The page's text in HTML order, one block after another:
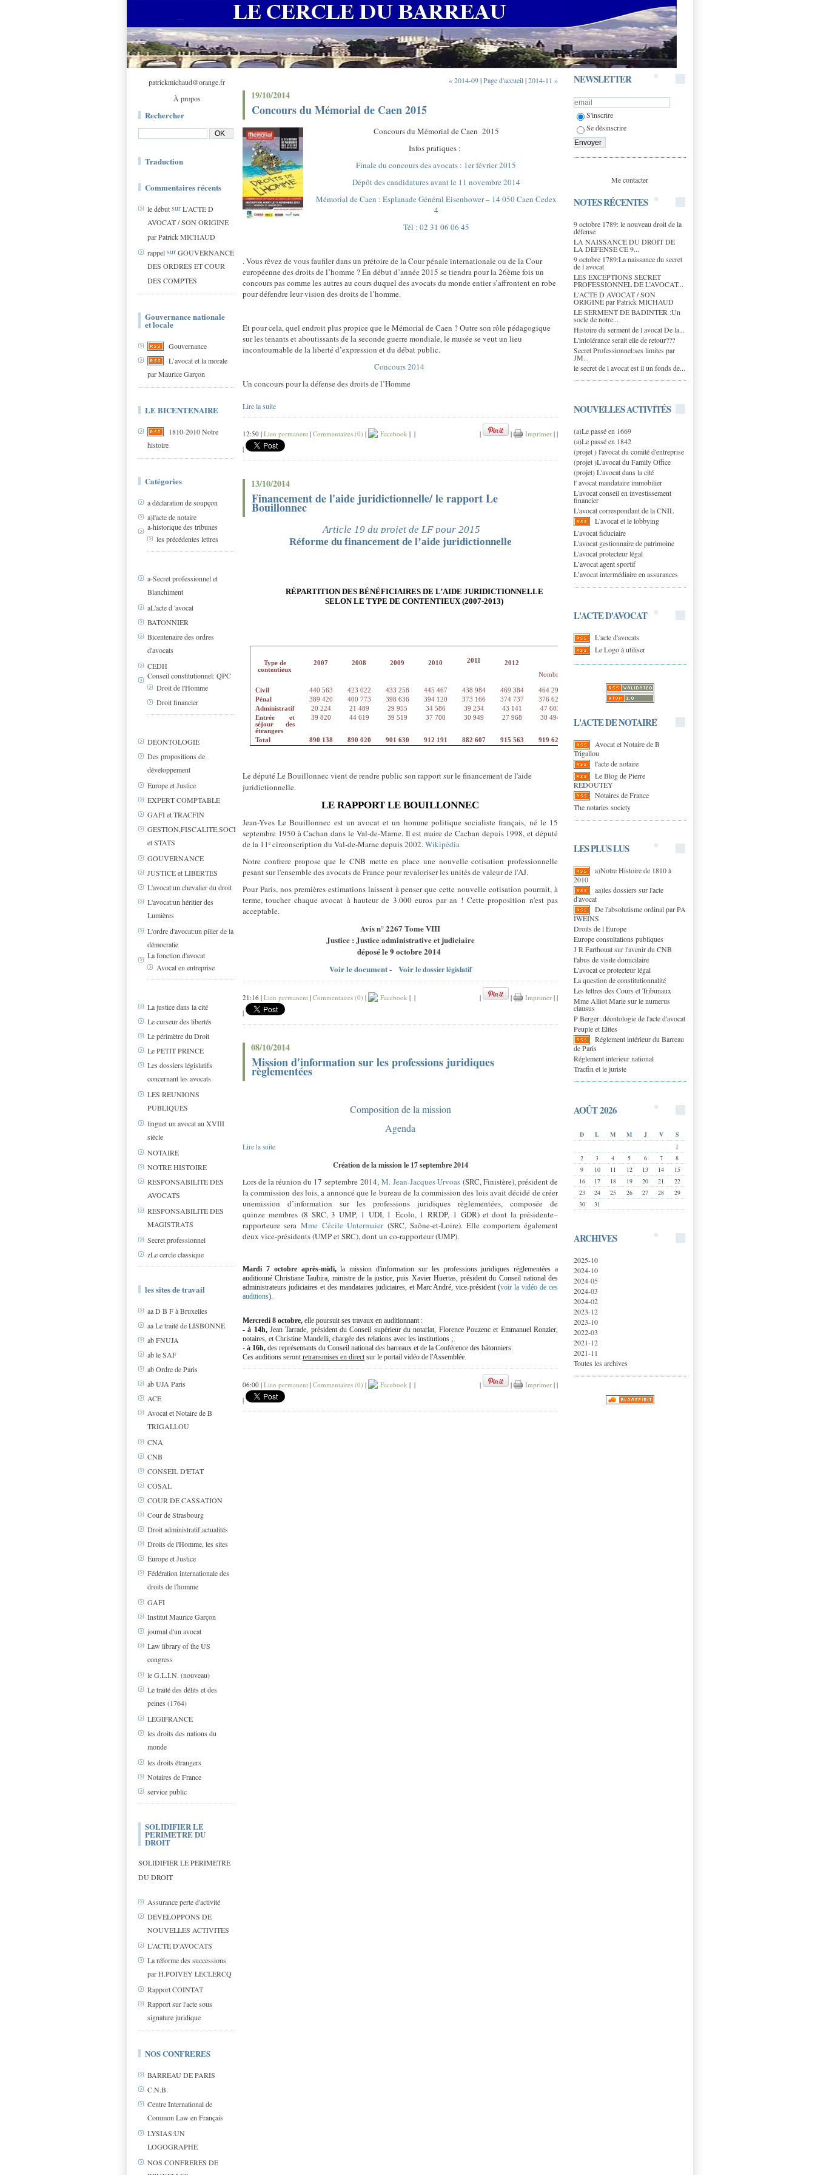
patrickmichaud@orange.fr
À propos
Rechercher
Traduction
Commentaires récents
le débutsurL'ACTE D
AVOCAT / SON ORIGINE
par Patrick MICHAUD
rappelsurGOUVERNANCE
DES ORDRES ET COUR
DES COMPTES
Gouvernance nationale
et locale
Gouvernance
L’avocat et la morale
par Maurice Garçon
LE BICENTENAIRE
1810-2010 Notre
histoire
Catégories
a déclaration de soupçon
a)l'acte de notaire
a-historique des tribunes
les précédentes lettres
a-Secret professionnel et
Blanchiment
aL'acte d 'avocat
BATONNIER
Bicentenaire des ordres
d'avocats
CEDH
Conseil constitutionnel: QPC
Droit de l'Homme
Droit financier
DEONTOLOGIE
Des propositions de
développement
Europe et Justice
EXPERT COMPTABLE
GAFI et TRACFIN
GESTION,FISCALITE,SOCIAL
et STATS
GOUVERNANCE
JUSTICE et LIBERTES
L'avocat:un chevalier du droit
L'avocat:un héritier des
Lumières
L'ordre d'avocat:un pilier de la
démocratie
La fonction d'avocat
Avocat en entreprise
La justice dans la cité
Le curseur des libertés
Le périmètre du Droit
Le PETIT PRINCE
Les dossiers législatifs
concernant les avocats
LES REUNIONS
PUBLIQUES
linguet un avocat au XVIII
siècle
NOTAIRE
NOTRE HISTOIRE
RESPONSABILITE DES
AVOCATS
RESPONSABILITE DES
MAGISTRATS
Secret professionnel
zLe cercle classique
les sites de travail
aa D B F à Bruxelles
aa Le traité de LISBONNE
ab FNUJA
ab le SAF
ab Ordre de Paris
ab UJA Paris
ACE
Avocat et Notaire de B
TRIGALLOU
CNA
CNB
CONSEIL D'ETAT
COSAL
COUR DE CASSATION
Cour de Strasbourg
Droit administratif,actualités
Droits de l'Homme, les sites
Europe et Justice
Fédération internationale des
droits de l'homme
GAFI
Institut Maurice Garçon
journal d'un avocat
Law library of the US
congress
le G.L.I.N. (nouveau)
Le traité des délits et des
peines (1764)
LEGIFRANCE
les droits des nations du
monde
les droits étrangers
Notaires de France
service public
SOLIDIFIER LE
PERIMETRE DU
DROIT
SOLIDIFIER LE PERIMETRE
DU DROIT
Assurance perte d'activité
DEVELOPPONS DE
NOUVELLES ACTIVITES
L'ACTE D'AVOCATS
La réforme des successions
par H.POIVEY LECLERCQ
Rapport COINTAT
Rapport sur l'acte sous
signature juridique
NOS CONFRERES
BARREAU DE PARIS
C.N.B.
Centre International de
Common Law en Français
LYSIAS:UN
LOGOGRAPHE
NOS CONFRERES DE
NEWSLETTER
S'inscrire
Se désinscrire
Me contacter
NOTES RÉCENTES
9 octobre 1789: le nouveau droit de la
défense
LA NAISSANCE DU DROIT DE
LA DEFENSE CE 9...
9 octobre 1789:La naissance du secret
de l avocat
LES EXCEPTIONS SECRET
PROFESSIONNEL DE L’AVOCAT...
L'ACTE D AVOCAT / SON
ORIGINE par Patrick MICHAUD
LE SERMENT DE BADINTER :Un
socle de notre...
Histoire du serment de l avocat De la...
L'intolérance serait elle de retour???
Secret Professionnel:ses limites par
JM...
le secret de l avocat est il un fonds de...
NOUVELLES ACTIVITÉS
(a)Le passé en 1669
(a)Le passé en 1842
(projet ) l'avocat du comité d'entreprise
(projet )L'avocat du Family Office
(projet) L'avocat dans la cité
l' avocat mandataire immobilier
L'avocat conseil en investissement
financier
L'avocat correspondant de la CNIL
L'avocat et le lobbying
L'avocat fiduciaire
L'avocat gestionnaire de patrimoine
L'avocat protecteur légal
L’avocat agent sportif
L’avocat intermédiaire en assurances
L'ACTE D'AVOCAT
L'acte d'avocats
Le Logo à utiliser
L'ACTE DE NOTAIRE
Avocat et Notaire de B
Trigallou
l'acte de notaire
Le Blog de Pierre
REDOUTEY
Notaires de France
The notaries society
LES PLUS LUS
a)Notre Histoire de 1810 à
2010
aa)les dossiers sur l'acte
d'avocat
De l'absolutisme ordinal par PA
IWEINS
Droits de l Europe
Europe consultations publiques
J R Farthouat sur l'avenir du CNB
l'abus de visite domicilaire
L'avocat ce protecteur légal
La question de constitutionnalité
Les lettres des Cours et Tribunaux
Mme Alliot Marie sur le numerus
clausus
P Berger: déontologie de l'acte d'avocat
Peuple et Elites
Réglement intérieur du Barreau
de Paris
Réglement interieur national
Tracfin et le juriste
AOÛT 2026
D L M M J V
S
1
2
3 4 5 6 7
8
9
10 11 12 13 14
15
16
17 18 19 20 21
22
23
24 25 26 27 28
29
30
31
ARCHIVES
2025-10
2024-10
2024-05
2024-03
2024-02
2023-12
2023-10
2022-03
2021-12
2021-11
Toutes les archives
« 2014-09|Page d'accueil|2014-11 »
19/10/2014
Concours du Mémorial de Caen 2015
Concours du Mémorial de Caen 2015
Infos pratiques :
Finale du concours des avocats : 1er février 2015
Dépôt des candidatures avant le 11 novembre 2014
Mémorial de Caen : Esplanade Général Eisenhower – 14 050 Caen Cedex
4
Tél : 02 31 06 06 45
. Vous rêvez de vous faufiler dans un prétoire de la Cour pénale internationale ou de la Cour
européenne des droits de l’homme ? En début d’année 2015 se tiendra pour la 26ème fois un
concours pas comme les autres au cours duquel des avocats du monde entier s’affrontent en robe
pour défendre leur vision des droits de l’homme.
Et pour cela, quel endroit plus propice que le Mémorial de Caen ? Outre son rôle pédagogique
sur les tenants et aboutissants de la seconde guerre mondiale, le musée se veut un lieu
incontournable de la liberté d’expression et du débat public.
Concours 2014
Un concours pour la défense des droits de l’Homme
Lire la suite
12:50 | Lien permanent | Commentaires (0) | Facebook | | | | Imprimer | |
|
13/10/2014
Financement de l'aide juridictionnelle/ le rapport Le
Bouillonnec
Article 19 du projet de LF pour 2015
Réforme du financement de l’aide juridictionnelle
RÉPARTITION DES BÉNÉFICIAIRES DE L’AIDE JURIDICTIONNELLE
SELON LE TYPE DE CONTENTIEUX (2007-2013)
Type de
contentieux
2007 2008 2009 2010 2011 2012
2013
Nombre
Civil
440 563 423 022 433 258 445 467 438 984 469 384 464 290
– 1,1 %
Pénal
389 420 400 773 398 636 394 120 373 166 374 737 376 627
+ 0,5 %
Administratif
20 224 21 489 29 955 34 586 39 234 43 141 47 603
Entrée et
séjour des
étrangers
39 820 44 619 39 519 37 700 30 949 27 968 30 494
Total 890 138 890 020 901 630 912 191 882 607 915 563 919 625 100 %
Le député Le Bouillonnec vient de rendre public son rapport sur le financement de l'aide
juridictionnelle.
LE RAPPORT LE BOUILLONNEC
Jean-Yves Le Bouillonnec est un avocat et un homme politique socialiste français, né le 15
septembre 1950 à Cachan dans le Val-de-Marne. Il est maire de Cachan depuis 1998, et député
de la 11ᵉ circonscription du Val-de-Marne depuis 2002.Wikipédia
Notre confrere propose que le CNB mette en place une nouvelle cotisation professionnelle
pesant sur l'ensemble des avocats de France pour revaloriser les unités de valeur de l'AJ.
Pour Paris, nos premières estimations laissent à penser que cette nouvelle cotisation pourrait, à
terme, toucher chaque avocat à hauteur de 3.000 euros par an ! Cette proposition n'est pas
acceptable.
Avis n° 2267 Tome VIII
Justice : Justice administrative et judiciaire
déposé le 9 octobre 2014
Voir le document- Voir le dossier législatif
21:16 | Lien permanent | Commentaires (0) | Facebook | | | | Imprimer | |
|
08/10/2014
Mission d'information sur les professions juridiques
règlementées
Composition de la mission
Agenda
Lire la suite
Création de la mission le 17 septembre 2014
Lors de la réunion du 17 septembre 2014, M. Jean-Jacques Urvoas (SRC, Finistère), président de
la commission des lois, a annoncé que le bureau de la commission des lois avait décidé de créer
unemission d’information sur les professions juridiques règlementées, composée de
quinze membres (8 SRC, 3 UMP, 1 UDI, 1 Écolo, 1 RRDP, 1 GDR) et dont la présidente–
rapporteure sera Mme Cécile Untermaier (SRC, Saône-et-Loire). Elle comportera également
deux vice-présidents (UMP et SRC), dont un co-rapporteur (UMP).
Mardi 7 octobre après-midi, la mission d'information sur les professions juridiques réglementées a
auditionné Christiane Taubira, ministre de la justice, puis Xavier Huertas, président du Conseil national des
administrateurs judiciaires et des mandataires judiciaires, et Marc André, vice-président (voir la vidéo de ces
auditions).
Mercredi 8 octobre, elle poursuit ses travaux en auditionnant :
- à 14h, Jean Tarrade, président du Conseil supérieur du notariat, Florence Pouzenc et Emmanuel Ronzier,
notaires, et Christine Mandelli, chargée des relations avec les institutions ;
- à 16h, des représentants du Conseil national des barreaux et de la Conférence des bâtonniers.
Ces auditions seront retransmises en directsur le portail vidéo de l'Assemblée.
06:00 | Lien permanent | Commentaires (0) | Facebook | | | | Imprimer | |
|